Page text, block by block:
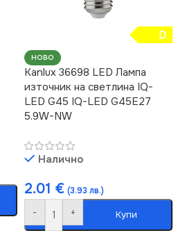
D
НОВО
Kanlux 36698 LED Лампа
източник на светлина IQ-
LED G45 IQ-LED G45E27
5.9W-NW
Налично
2.01 € (3.93 лв.)
- + Купи